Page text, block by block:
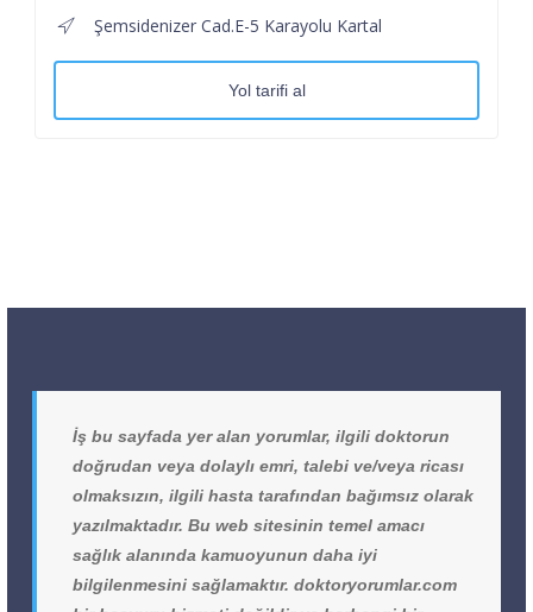
Şemsidenizer Cad.E-5 Karayolu Kartal
Yol tarifi al
İş bu sayfada yer alan yorumlar, ilgili doktorun
doğrudan veya dolaylı emri, talebi ve/veya ricası
olmaksızın, ilgili hasta tarafından bağımsız olarak
yazılmaktadır. Bu web sitesinin temel amacı
sağlık alanında kamuoyunun daha iyi
bilgilenmesini sağlamaktır. doktoryorumlar.com